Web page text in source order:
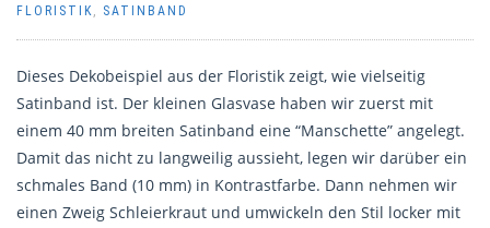
FLORISTIK, SATINBAND
Dieses Dekobeispiel aus der Floristik zeigt, wie vielseitig
Satinband ist. Der kleinen Glasvase haben wir zuerst mit
einem 40 mm breiten Satinband eine “Manschette” angelegt.
Damit das nicht zu langweilig aussieht, legen wir darüber ein
schmales Band (10 mm) in Kontrastfarbe. Dann nehmen wir
einen Zweig Schleierkraut und umwickeln den Stil locker mit